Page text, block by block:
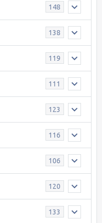
148
138
119
111
123
116
106
120
133